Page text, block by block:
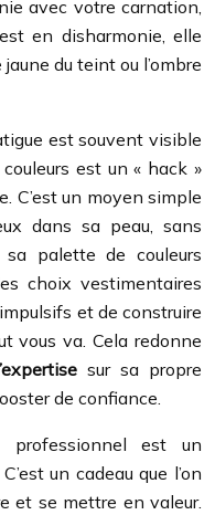
avec votre carnation,
en disharmonie, elle
du teint ou l’ombre
est souvent visible
est un « hack »
C’est un moyen simple
dans sa peau, sans
palette de couleurs
choix vestimentaires
et de construire
vous va. Cela redonne
sur sa propre
de confiance.
est un
un cadeau que l’on
et se mettre en valeur.